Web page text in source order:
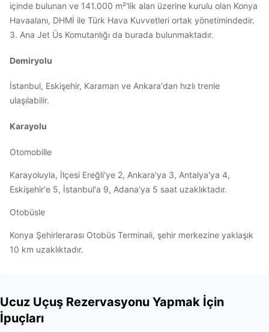
içinde bulunan ve 141.000 m²'lik alan üzerine kurulu olan Konya
Havaalanı, DHMİ ile Türk Hava Kuvvetleri ortak yönetimindedir.
3. Ana Jet Üs Komutanlığı da burada bulunmaktadır.
Demiryolu
İstanbul, Eskişehir, Karaman ve Ankara'dan hızlı trenle
ulaşılabilir.
Karayolu
Otomobille
Karayoluyla, İlçesi Ereğli'ye 2, Ankara'ya 3, Antalya'ya 4,
Eskişehir'e 5, İstanbul'a 9, Adana'ya 5 saat uzaklıktadır.
Otobüsle
Konya Şehirlerarası Otobüs Terminali, şehir merkezine yaklaşık
10 km uzaklıktadır.
Ucuz Uçuş Rezervasyonu Yapmak İçin
İpuçları